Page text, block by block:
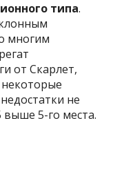
типа.
многим
от Скарлет,
не
выше 5-го места.